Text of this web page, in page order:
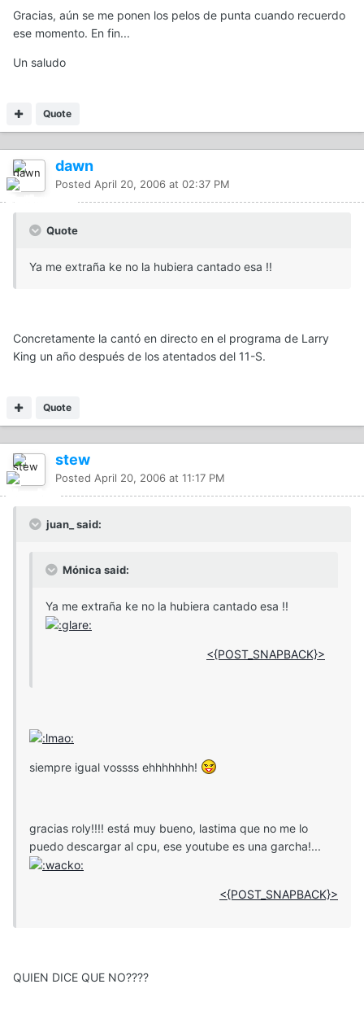
Gracias, aún se me ponen los pelos de punta cuando recuerdo
ese momento. En fin...
Un saludo
Quote
dawn
Posted April 20, 2006 at 02:37 PM
Quote
Ya me extraña ke no la hubiera cantado esa !!
Concretamente la cantó en directo en el programa de Larry
King un año después de los atentados del 11-S.
Quote
stew
Posted April 20, 2006 at 11:17 PM
juan_ said:
Mónica said:
Ya me extraña ke no la hubiera cantado esa !!
<{POST_SNAPBACK}>
siempre igual vossss ehhhhhhh!
gracias roly!!!! está muy bueno, lastima que no me lo
puedo descargar al cpu, ese youtube es una garcha!...
<{POST_SNAPBACK}>
QUIEN DICE QUE NO????